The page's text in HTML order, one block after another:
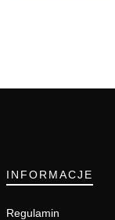
INFORMACJE
Regulamin